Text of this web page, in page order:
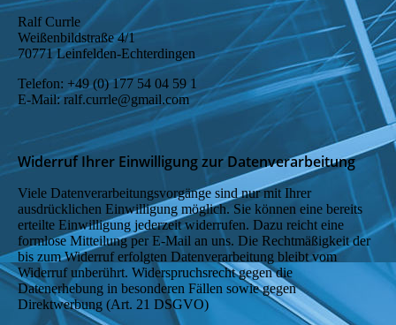
Ralf Currle
Weißenbildstraße 4/1
70771 Leinfelden-Echterdingen
Telefon: +49 (0) 177 54 04 59 1
E-Mail: ralf.currle@gmail.com
Widerruf Ihrer Einwilligung zur Datenverarbeitung
Viele Datenverarbeitungsvorgänge sind nur mit Ihrer
ausdrücklichen Einwilligung möglich. Sie können eine bereits
erteilte Einwilligung jederzeit widerrufen. Dazu reicht eine
formlose Mitteilung per E-Mail an uns. Die Rechtmäßigkeit der
bis zum Widerruf erfolgten Datenverarbeitung bleibt vom
Widerruf unberührt. Widerspruchsrecht gegen die
Datenerhebung in besonderen Fällen sowie gegen
Direktwerbung (Art. 21 DSGVO)